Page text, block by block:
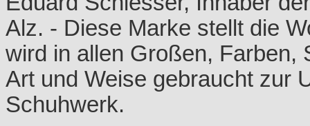
Alz. - Diese Marke stellt die
wird in allen Großen, Farben,
Art und Weise gebraucht zur
Schuhwerk.